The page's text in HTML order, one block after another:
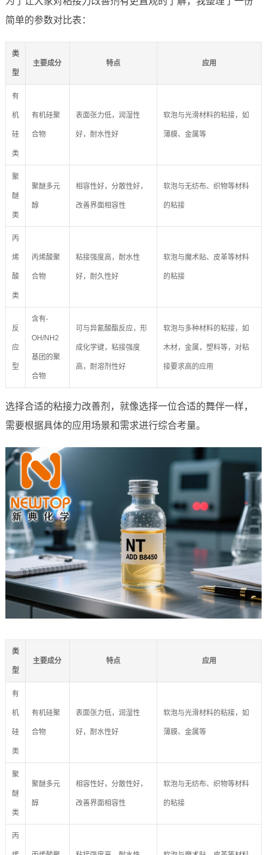
简单的参数对比表：
类
型
主要成分 特点 应用
有
机
硅
类
有机硅聚
合物
表面张力低，润湿性
好，耐水性好
软泡与光滑材料的粘接，如
薄膜、金属等
聚
醚
类
聚醚多元
醇
相容性好，分散性好，
改善界面相容性
软泡与无纺布、织物等材料
的粘接
丙
烯
酸
类
丙烯酸聚
合物
粘接强度高，耐水性
好，耐久性好
软泡与魔术贴、皮革等材料
的粘接
反
应
型
含有-
OH/NH2
基团的聚
合物
可与异氰酸酯反应，形
成化学键，粘接强度
高，耐溶剂性好
软泡与多种材料的粘接，如
木材，金属，塑料等，对粘
接要求高的应用
选择合适的粘接力改善剂，就像选择一位合适的舞伴一样，
需要根据具体的应用场景和需求进行综合考量。
类
型
主要成分 特点 应用
有
机
硅
类
有机硅聚
合物
表面张力低，润湿性
好，耐水性好
软泡与光滑材料的粘接，如
薄膜、金属等
聚
醚
类
聚醚多元
醇
相容性好，分散性好，
改善界面相容性
软泡与无纺布、织物等材料
的粘接
丙